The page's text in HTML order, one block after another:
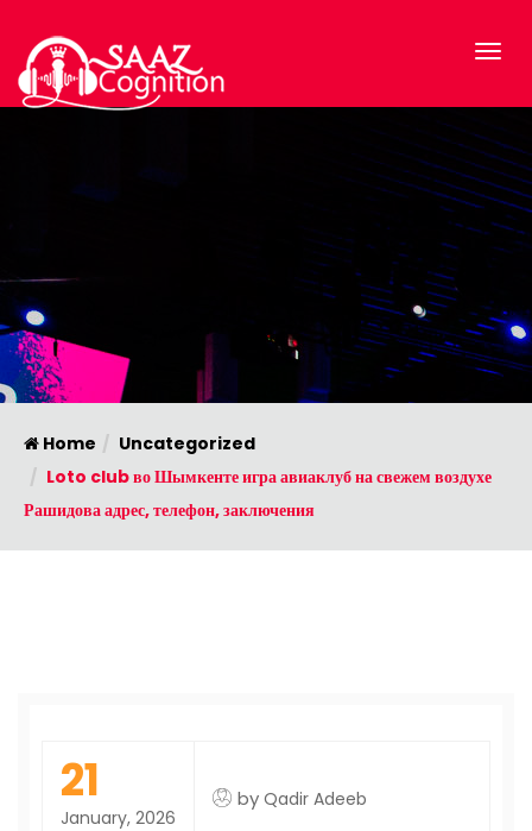
Home
Uncategorized
Loto club во Шымкенте игра авиаклуб на свежем воздухе
Рашидова адрес, телефон, заключения
21
January, 2026
by Qadir Adeeb